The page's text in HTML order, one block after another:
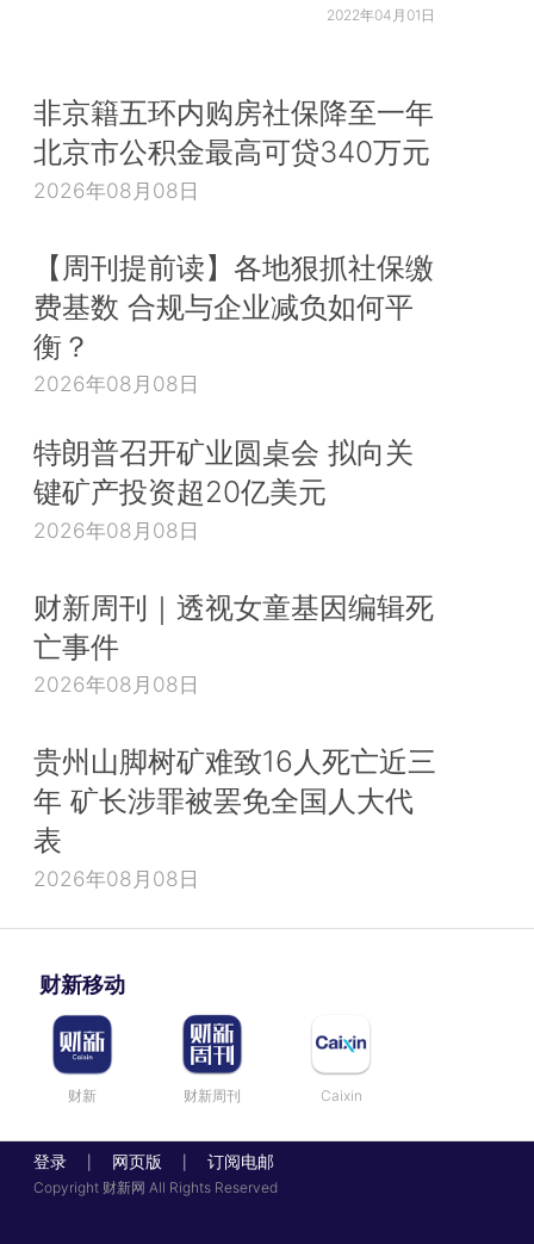
2022年04月01日
非京籍五环内购房社保降至一年
北京市公积金最高可贷340万元
2026年08月08日
【周刊提前读】各地狠抓社保缴
费基数 合规与企业减负如何平
衡？
2026年08月08日
特朗普召开矿业圆桌会 拟向关
键矿产投资超20亿美元
2026年08月08日
财新周刊｜透视女童基因编辑死
亡事件
2026年08月08日
贵州山脚树矿难致16人死亡近三
年 矿长涉罪被罢免全国人大代
表
2026年08月08日
财新移动
财新 财新周刊 Caixin
登录 网页版 订阅电邮
Copyright 财新网 All Rights Reserved